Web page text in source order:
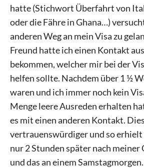
hatte (Stichwort Überfahrt von
oder die Fähre in Ghana…)
anderen Weg an mein Visa zu
Freund hatte ich einen Kontakt
bekommen, welcher mir bei der
helfen sollte. Nachdem über 1 ½
waren und ich immer noch kein
Menge leere Ausreden erhalten
es mit einen anderen Kontakt.
vertrauenswürdiger und so erhielt
nur 2 Stunden später nach meiner
und das an einem